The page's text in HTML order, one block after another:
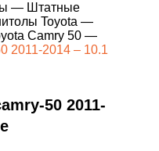
— Штатные
Toyota —
Camry 50 —
2011-2014 – 10.1
50 2011-